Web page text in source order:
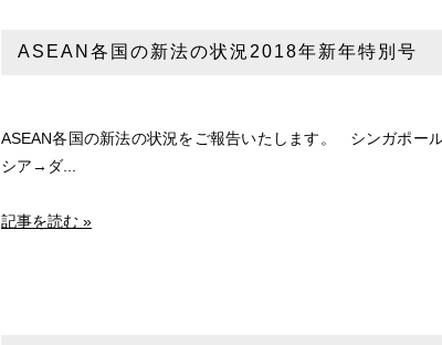
ASEAN各国の新法の状況2018年新年特別号
ASEAN各国の新法の状況をご報告いたします。 シンガポ
シア→ダ...
記事を読む »